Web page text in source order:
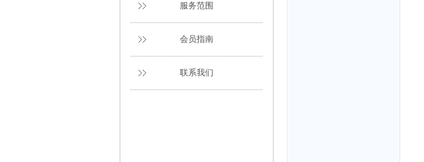
服务范围
会员指南
联系我们